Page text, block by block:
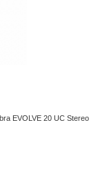
EVOLVE 20 UC Stereo